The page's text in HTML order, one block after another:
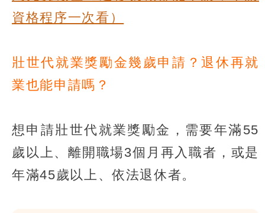
資格程序一次看）
壯世代就業獎勵金幾歲申請？退休再就
業也能申請嗎？
想申請壯世代就業獎勵金，需要年滿55
歲以上、離開職場3個月再入職者，或是
年滿45歲以上、依法退休者。